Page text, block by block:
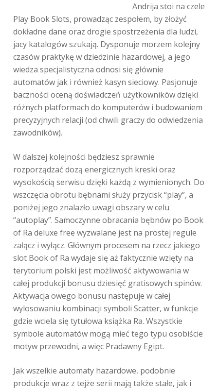
Andrija stoi na czele
Play Book Slots, prowadząc zespołem, by złożyć
dokładne dane oraz drogie spostrzeżenia dla ludzi,
jacy katalogów szukają. Dysponuje morzem kolejny
czasów praktykę w dziedzinie hazardowej, a jego
wiedza specjalistyczna odnosi się głównie
automatów jak i również kasyn sieciowy. Pasjonuje
baczności oceną doświadczeń użytkowników dzięki
różnych platformach do komputerów i budowaniem
precyzyjnych relacji (od chwili graczy do odwiedzenia
zawodników).
W dalszej kolejności będziesz sprawnie
rozporządzać dozą energicznych kreski oraz
wysokością serwisu dzięki każdą z wymienionych. Do
wszczęcia obrotu bębnami służy przycisk “play”, a
poniżej jego znalazło uwagi obszary w celu
“autoplay”. Samoczynne obracania bębnów po Book
of Ra deluxe free wyzwalane jest na prostej regule
załącz i wyłącz. Głównym procesem na rzecz jakiego
slot Book of Ra wydaje się aż faktycznie wzięty na
terytorium polski jest możliwość aktywowania w
całej produkcji bonusu dziesięć gratisowych spinów.
Aktywacja owego bonusu następuje w całej
wylosowaniu kombinacji symboli Scatter, w funkcje
gdzie wciela się tytułowa książka Ra. Wszystkie
symbole automatów mogą mieć tego typu osobiście
motyw przewodni, a więc Pradawny Egipt.
Jak wszelkie automaty hazardowe, podobnie
produkcje wraz z tejże serii mają także stałe, jak i